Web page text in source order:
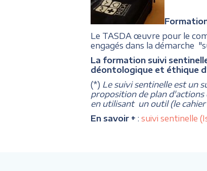
Le TASDA œuvre pour le
engagés dans la démarche
La formation suivi
déontologique et éthique
(*) Le suivi sentinelle est un
proposition de plan d'actions
en utilisant un outil (le
En savoir + : suivi sentinelle